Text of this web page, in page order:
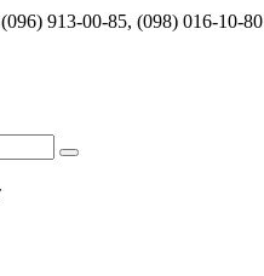
913-00-85, (098) 016-10-80